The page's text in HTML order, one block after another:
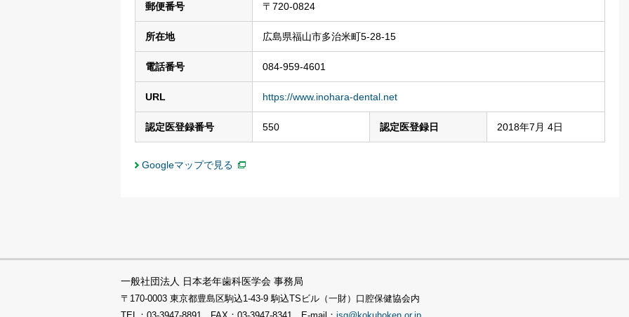
郵便番号 〒720-0824
所在地 広島県福山市多治米町5-28-15
電話番号 084-959-4601
URL https://www.inohara-dental.net
認定医登録番号 550 認定医登録日 2018年7月 4日
Googleマップで見る
一般社団法人 日本老年歯科医学会 事務局
〒170-0003 東京都豊島区駒込1-43-9 駒込TSビル（一財）口腔保健協会内